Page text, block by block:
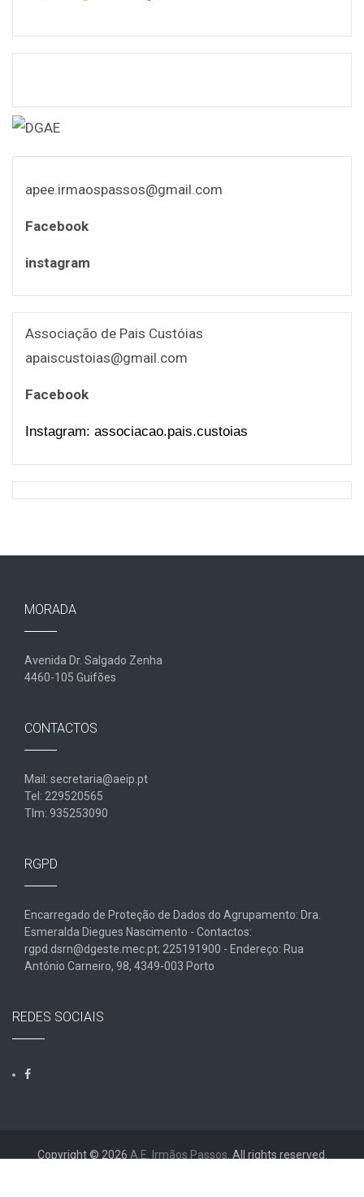
apee.irmaospassos@gmail.com
Facebook
instagram
Associação de Pais Custóias
apaiscustoias@gmail.com
Facebook
Instagram: associacao.pais.custoias
MORADA
Avenida Dr. Salgado Zenha
4460-105 Guifões
CONTACTOS
Mail: secretaria@aeip.pt
Tel: 229520565
Tlm: 935253090
RGPD
Encarregado de Proteção de Dados do Agrupamento: Dra.
Esmeralda Diegues Nascimento - Contactos:
rgpd.dsrn@dgeste.mec.pt; 225191900 - Endereço: Rua
António Carneiro, 98, 4349-003 Porto
REDES SOCIAIS
Copyright © 2026 A.E. Irmãos Passos . All rights reserved.